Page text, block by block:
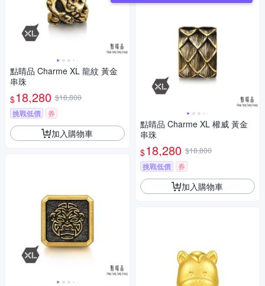
點睛品 Charme XL 龍紋 黃金
串珠
$18,280 $18,800
挑戰低價
券
加入購物車
點睛品 Charme XL 權威 黃金
串珠
$18,280 $18,800
挑戰低價
券
加入購物車